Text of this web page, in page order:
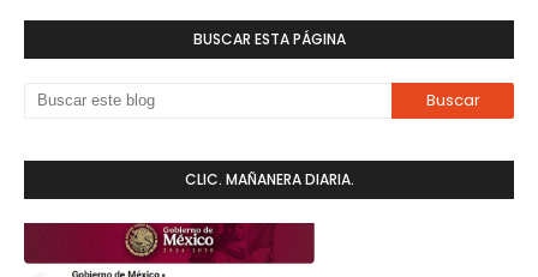
BUSCAR ESTA PÁGINA
CLIC. MAÑANERA DIARIA.